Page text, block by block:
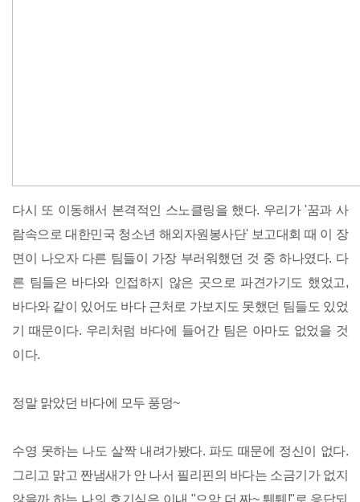
다시 또 이동해서 본격적인 스노클링을 했다. 우리가 '꿈과 사
람속으로 대한민국 청소년 해외자원봉사단' 보고대회 때 이 장
면이 나오자 다른 팀들이 가장 부러워했던 것 중 하나였다. 다
른 팀들은 바다와 인접하지 않은 곳으로 파견가기도 했었고,
바다와 같이 있어도 바다 근처로 가보지도 못했던 팀들도 있었
기 때문이다. 우리처럼 바다에 들어간 팀은 아마도 없었을 것
이다.
정말 맑았던 바다에 모두 풍덩~
수영 못하는 나도 살짝 내려가봤다. 파도 때문에 정신이 없다.
그리고 맑고 짠냄새가 안 나서 필리핀의 바다는 소금기가 없지
않을까 하는 나의 호기심은 이내 "으악 더 짜~ 퉤퉤!"로 응답되